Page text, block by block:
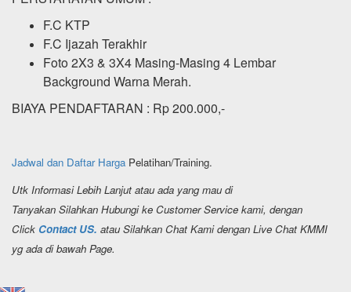
F.C KTP
F.C Ijazah Terakhir
Foto 2X3 & 3X4 Masing-Masing 4 Lembar
Background Warna Merah.
BIAYA PENDAFTARAN : Rp 200.000,-
Jadwal dan Daftar Harga Pelatihan/Training.
Utk Informasi Lebih Lanjut atau ada yang mau di
Tanyakan Silahkan Hubungi ke Customer Service kami, dengan
Click Contact US. atau Silahkan Chat Kami dengan Live Chat KMMI
yg ada di bawah Page.